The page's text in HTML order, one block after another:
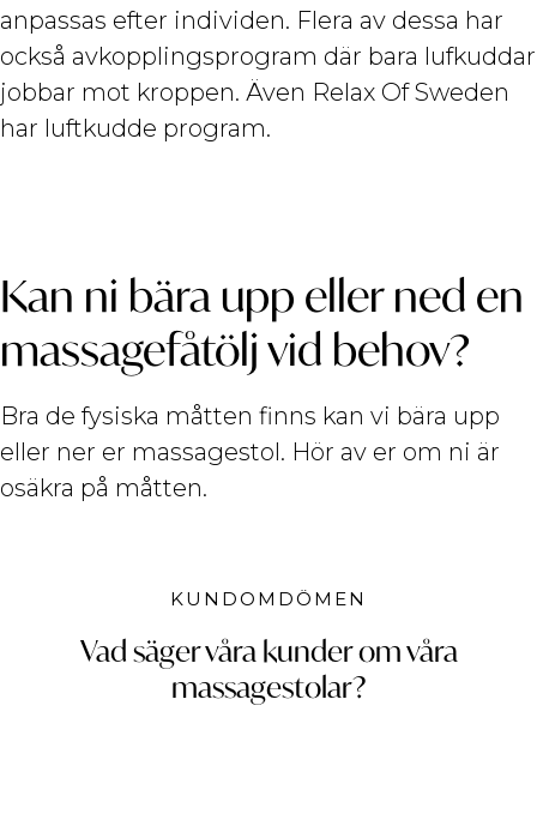
anpassas efter individen. Flera av dessa har
också avkopplingsprogram där bara lufkuddar
jobbar mot kroppen. Även Relax Of Sweden
har luftkudde program.
Kan ni bära upp eller ned en
massagefåtölj vid behov?
Bra de fysiska måtten finns kan vi bära upp
eller ner er massagestol. Hör av er om ni är
osäkra på måtten.
KUNDOMDÖMEN
Vad säger våra kunder om våra
massagestolar?